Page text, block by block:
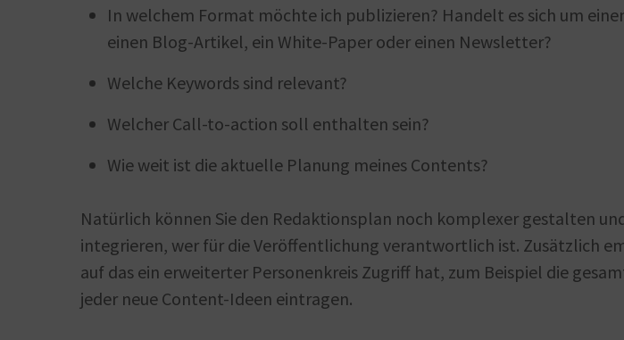
In welchem Format möchte ich publizieren? Handelt es sich um
einen Blog-Artikel, ein White-Paper oder einen Newsletter?
Welche Keywords sind relevant?
Welcher Call-to-action soll enthalten sein?
Wie weit ist die aktuelle Planung meines Contents?
Natürlich können Sie den Redaktionsplan noch komplexer gestalten
integrieren, wer für die Veröffentlichung verantwortlich ist. Zusätzlich
auf das ein erweiterter Personenkreis Zugriff hat, zum Beispiel die
jeder neue Content-Ideen eintragen.